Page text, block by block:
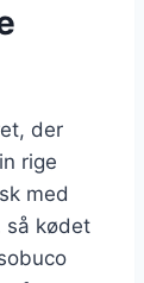
der
rige
med
så kødet